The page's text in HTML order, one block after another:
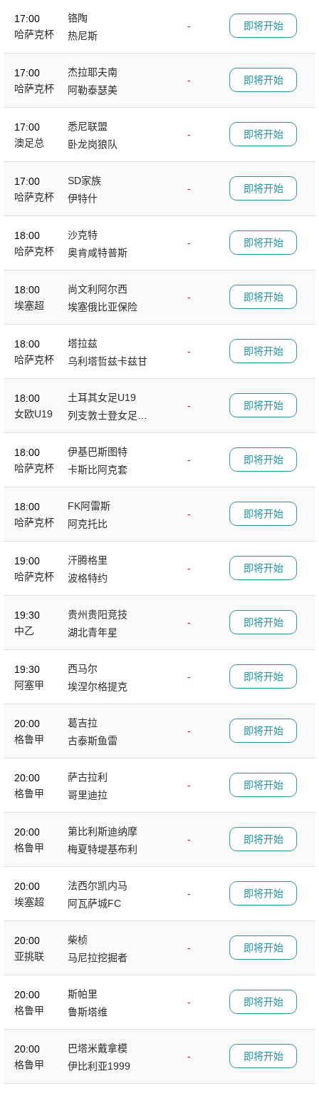
17:00
哈萨克杯
铬陶
-
热尼斯
即将开始
17:00
哈萨克杯
杰拉耶夫南
-
阿勒泰瑟美
即将开始
17:00
澳足总
悉尼联盟
-
卧龙岗狼队
即将开始
17:00
哈萨克杯
SD家族
-
伊特什
即将开始
18:00
哈萨克杯
沙克特
-
奥肯咸特普斯
即将开始
18:00
埃塞超
尚文利阿尔西
-
埃塞俄比亚保险
即将开始
18:00
哈萨克杯
塔拉兹
-
乌利塔哲兹卡兹甘
即将开始
18:00
女欧U19
土耳其女足U19
-
列支敦士登女足U1
9
即将开始
18:00
哈萨克杯
伊基巴斯图特
-
卡斯比阿克套
即将开始
18:00
哈萨克杯
FK阿雷斯
-
阿克托比
即将开始
19:00
哈萨克杯
汗腾格里
-
波格特约
即将开始
19:30
中乙
贵州贵阳竞技
-
湖北青年星
即将开始
19:30
阿塞甲
西马尔
-
埃涅尔格提克
即将开始
20:00
格鲁甲
葛吉拉
-
古泰斯鱼雷
即将开始
20:00
格鲁甲
萨古拉利
-
哥里迪拉
即将开始
20:00
格鲁甲
第比利斯迪纳摩
-
梅夏特堤基布利
即将开始
20:00
埃塞超
法西尔凯内马
-
阿瓦萨城FC
即将开始
20:00
亚挑联
柴桢
-
马尼拉挖掘者
即将开始
20:00
格鲁甲
斯帕里
-
鲁斯塔维
即将开始
20:00
格鲁甲
巴塔米戴拿模
-
伊比利亚1999
即将开始